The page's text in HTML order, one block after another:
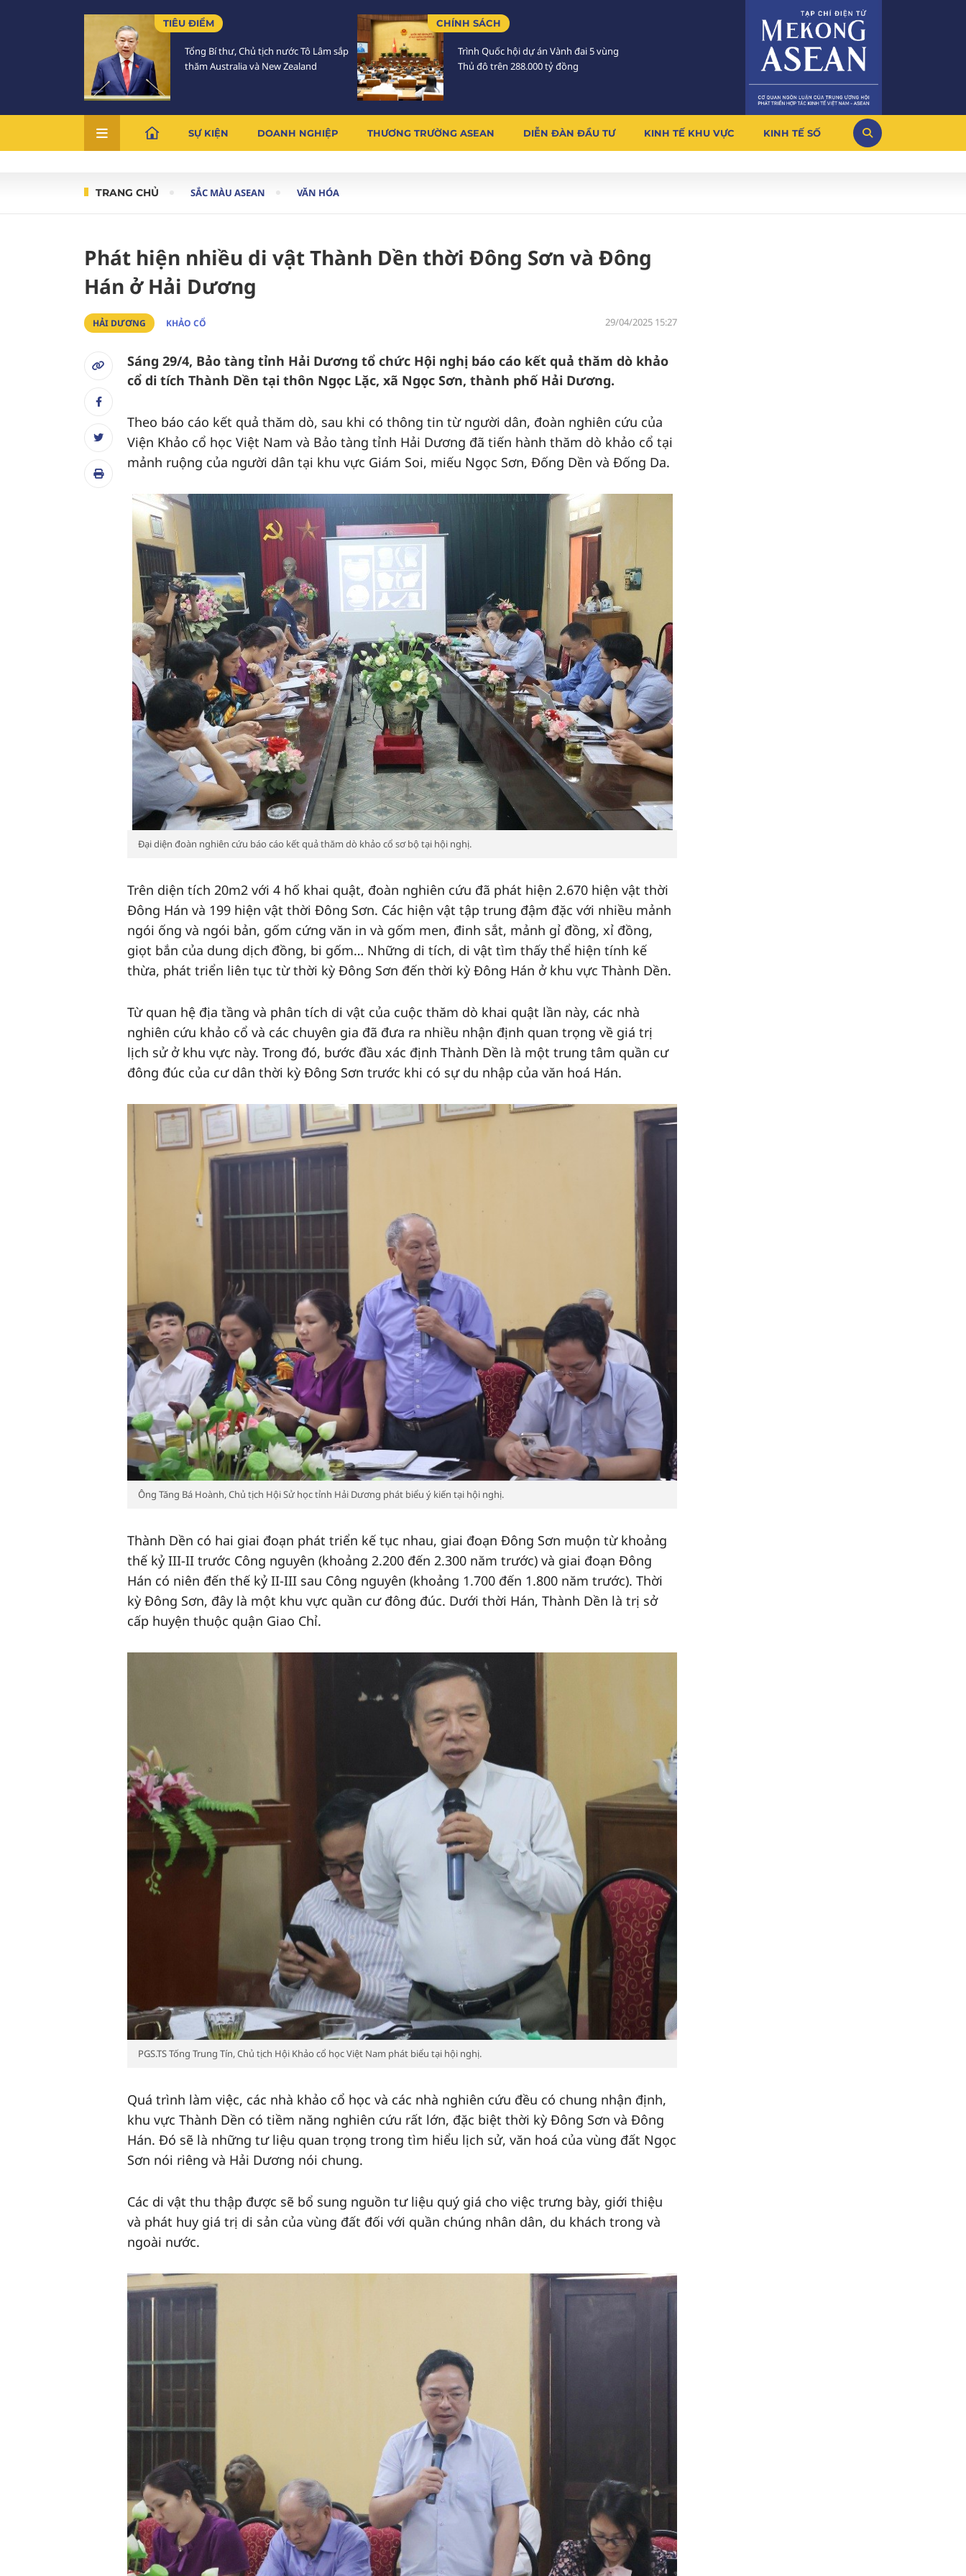
TIÊU ĐIỂM
Tổng Bí thư, Chủ tịch nước Tô Lâm sắp
thăm Australia và New Zealand
CHÍNH SÁCH
Trình Quốc hội dự án Vành đai 5 vùng
Thủ đô trên 288.000 tỷ đồng
SỰ KIỆN DOANH NGHIỆP THƯƠNG TRƯỜNG ASEAN DIỄN ĐÀN ĐẦU TƯ KINH TẾ KHU VỰC KINH TẾ SỐ
TRANG CHỦ SẮC MÀU ASEAN VĂN HÓA
Phát hiện nhiều di vật Thành Dền thời Đông Sơn và Đông
Hán ở Hải Dương
HẢI DƯƠNG KHẢO CỔ 29/04/2025 15:27
Sáng 29/4, Bảo tàng tỉnh Hải Dương tổ chức Hội nghị báo cáo kết quả thăm dò khảo
cổ di tích Thành Dền tại thôn Ngọc Lặc, xã Ngọc Sơn, thành phố Hải Dương.
Theo báo cáo kết quả thăm dò, sau khi có thông tin từ người dân, đoàn nghiên cứu của
Viện Khảo cổ học Việt Nam và Bảo tàng tỉnh Hải Dương đã tiến hành thăm dò khảo cổ tại
mảnh ruộng của người dân tại khu vực Giám Soi, miếu Ngọc Sơn, Đống Dền và Đống Da.
Đại diện đoàn nghiên cứu báo cáo kết quả thăm dò khảo cổ sơ bộ tại hội nghị.
Trên diện tích 20m2 với 4 hố khai quật, đoàn nghiên cứu đã phát hiện 2.670 hiện vật thời
Đông Hán và 199 hiện vật thời Đông Sơn. Các hiện vật tập trung đậm đặc với nhiều mảnh
ngói ống và ngói bản, gốm cứng văn in và gốm men, đinh sắt, mảnh gỉ đồng, xỉ đồng,
giọt bắn của dung dịch đồng, bi gốm… Những di tích, di vật tìm thấy thể hiện tính kế
thừa, phát triển liên tục từ thời kỳ Đông Sơn đến thời kỳ Đông Hán ở khu vực Thành Dền.
Từ quan hệ địa tầng và phân tích di vật của cuộc thăm dò khai quật lần này, các nhà
nghiên cứu khảo cổ và các chuyên gia đã đưa ra nhiều nhận định quan trọng về giá trị
lịch sử ở khu vực này. Trong đó, bước đầu xác định Thành Dền là một trung tâm quần cư
đông đúc của cư dân thời kỳ Đông Sơn trước khi có sự du nhập của văn hoá Hán.
Ông Tăng Bá Hoành, Chủ tịch Hội Sử học tỉnh Hải Dương phát biểu ý kiến tại hội nghị.
Thành Dền có hai giai đoạn phát triển kế tục nhau, giai đoạn Đông Sơn muộn từ khoảng
thế kỷ III-II trước Công nguyên (khoảng 2.200 đến 2.300 năm trước) và giai đoạn Đông
Hán có niên đến thế kỷ II-III sau Công nguyên (khoảng 1.700 đến 1.800 năm trước). Thời
kỳ Đông Sơn, đây là một khu vực quần cư đông đúc. Dưới thời Hán, Thành Dền là trị sở
cấp huyện thuộc quận Giao Chỉ.
PGS.TS Tống Trung Tín, Chủ tịch Hội Khảo cổ học Việt Nam phát biểu tại hội nghị.
Quá trình làm việc, các nhà khảo cổ học và các nhà nghiên cứu đều có chung nhận định,
khu vực Thành Dền có tiềm năng nghiên cứu rất lớn, đặc biệt thời kỳ Đông Sơn và Đông
Hán. Đó sẽ là những tư liệu quan trọng trong tìm hiểu lịch sử, văn hoá của vùng đất Ngọc
Sơn nói riêng và Hải Dương nói chung.
Các di vật thu thập được sẽ bổ sung nguồn tư liệu quý giá cho việc trưng bày, giới thiệu
và phát huy giá trị di sản của vùng đất đối với quần chúng nhân dân, du khách trong và
ngoài nước.